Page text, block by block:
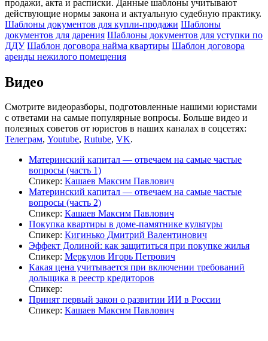
продажи, акта и расписки. Данные шаблоны учитывают
действующие нормы закона и актуальную судебную практику.
Шаблоны документов для купли-продажи Шаблоны
документов для дарения Шаблоны документов для уступки по
ДДУ Шаблон договора найма квартиры Шаблон договора
аренды нежилого помещения
Видео
Смотрите видеоразборы, подготовленные нашими юристами
с ответами на самые популярные вопросы. Больше видео и
полезных советов от юристов в наших каналах в соцсетях:
Телеграм, Youtube, Rutube, VK.
Материнский капитал — отвечаем на самые частые
вопросы (часть 1)
Спикер: Кашаев Максим Павлович
Материнский капитал — отвечаем на самые частые
вопросы (часть 2)
Спикер: Кашаев Максим Павлович
Покупка квартиры в доме-памятнике культуры
Спикер: Кигинько Дмитрий Валентинович
Эффект Долиной: как защититься при покупке жилья
Спикер: Меркулов Игорь Петрович
Какая цена учитывается при включении требований
дольщика в реестр кредиторов
Спикер:
Принят первый закон о развитии ИИ в России
Спикер: Кашаев Максим Павлович